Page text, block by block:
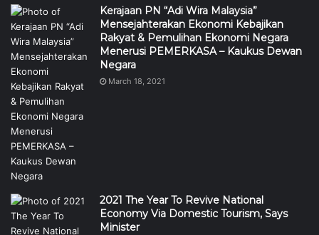
Kerajaan PN “Adi Wira Malaysia”
Mensejahterakan Ekonomi Kebajikan
Rakyat & Pemulihan Ekonomi Negara
Menerusi PEMERKASA – Kaukus Dewan
Negara
March 18, 2021
2021 The Year To Revive National
Economy Via Domestic Tourism, Says
Minister